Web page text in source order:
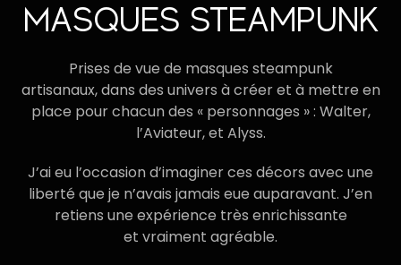
MASQUES STEAMPUNK
Prises de vue de masques steampunk
artisanaux, dans des univers à créer et à mettre en
place pour chacun des « personnages » : Walter,
l’Aviateur, et Alyss.
J’ai eu l’occasion d’imaginer ces décors avec une
liberté que je n’avais jamais eue auparavant. J’en
retiens une expérience très enrichissante
et vraiment agréable.